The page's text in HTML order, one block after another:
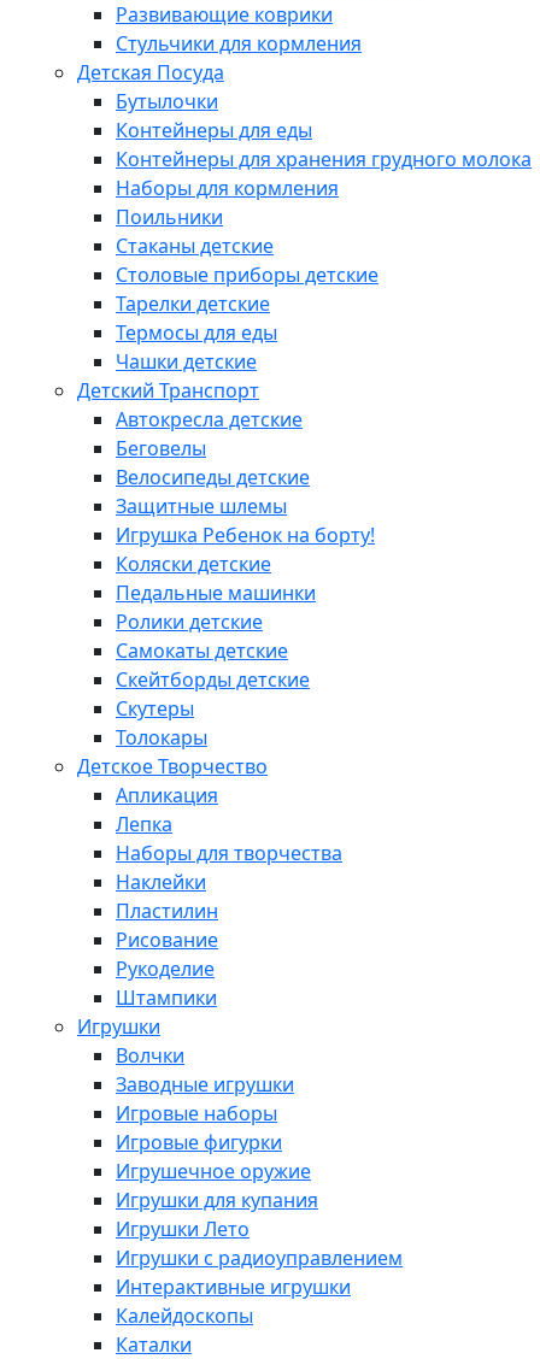
Развивающие коврики
Стульчики для кормления
Детская Посуда
Бутылочки
Контейнеры для еды
Контейнеры для хранения грудного молока
Наборы для кормления
Поильники
Стаканы детские
Столовые приборы детские
Тарелки детские
Термосы для еды
Чашки детские
Детский Транспорт
Автокресла детские
Беговелы
Велосипеды детские
Защитные шлемы
Игрушка Ребенок на борту!
Коляски детские
Педальные машинки
Ролики детские
Самокаты детские
Скейтборды детские
Скутеры
Толокары
Детское Творчество
Апликация
Лепка
Наборы для творчества
Наклейки
Пластилин
Рисование
Рукоделие
Штампики
Игрушки
Волчки
Заводные игрушки
Игровые наборы
Игровые фигурки
Игрушечное оружие
Игрушки для купания
Игрушки Лето
Игрушки с радиоуправлением
Интерактивные игрушки
Калейдоскопы
Каталки